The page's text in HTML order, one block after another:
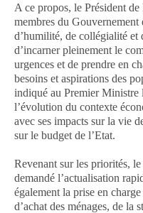
A ce propos, le Président
membres du Gouvernement
d’humilité, de collégialité et
d’incarner pleinement le
urgences et de prendre en
besoins et aspirations des
indiqué au Premier Ministre
l’évolution du contexte
avec ses impacts sur la vie
sur le budget de l’Etat.
Revenant sur les priorités,
demandé l’actualisation
également la prise en
d’achat des ménages, de la